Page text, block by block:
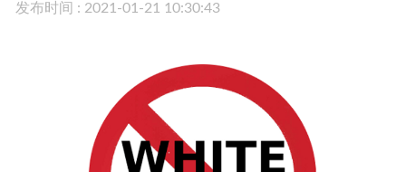
发布时间 : 2021-01-21 10:30:43